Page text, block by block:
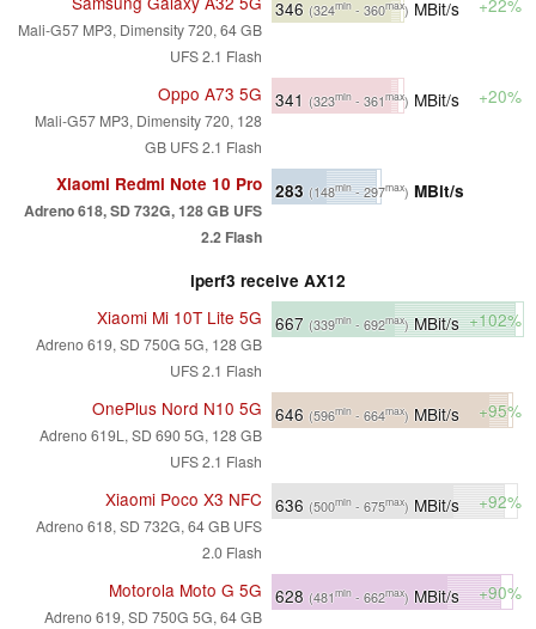
Mali-G57 MP3, Dimensity 720, 64 GB
UFS 2.1 Flash
346 (324min - 360max) MBit/s +22%
Oppo A73 5G
Mali-G57 MP3, Dimensity 720, 128
GB UFS 2.1 Flash
341 (323min - 361max) MBit/s +20%
Xiaomi Redmi Note 10 Pro
Adreno 618, SD 732G, 128 GB UFS
2.2 Flash
283 (148min- 297max) MBit/s
iperf3 receive AX12
Xiaomi Mi 10T Lite 5G
Adreno 619, SD 750G 5G, 128 GB
UFS 2.1 Flash
667 (339min - 692max)MBit/s +102%
OnePlus Nord N10 5G
Adreno 619L, SD 690 5G, 128 GB
UFS 2.1 Flash
646 (596min - 664max) MBit/s +95%
Xiaomi Poco X3 NFC
Adreno 618, SD 732G, 64 GB UFS
2.0 Flash
636 (500min - 675max) MBit/s +92%
Motorola Moto G 5G
Adreno 619, SD 750G 5G, 64 GB
628 (481min - 662max) MBit/s +90%